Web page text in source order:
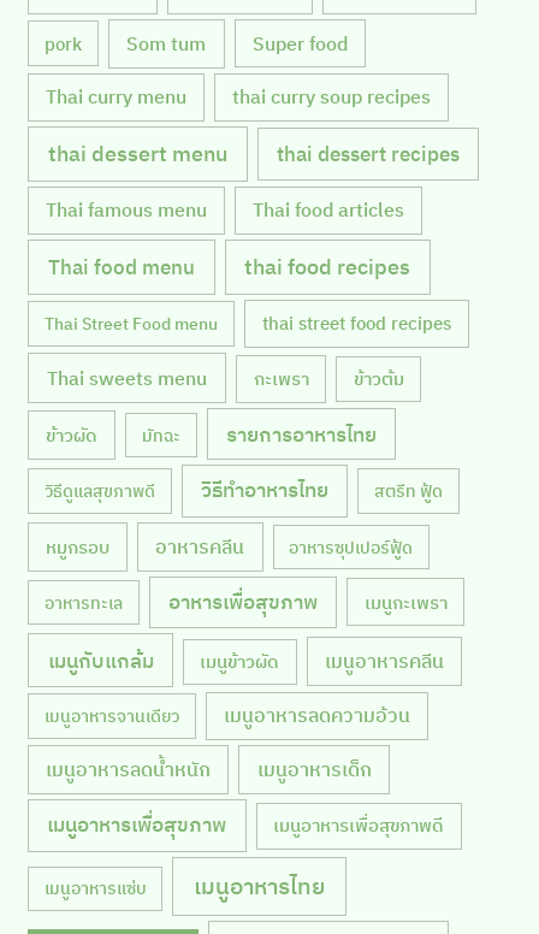
pork Som tum Super food
Thai curry menu thai curry soup recipes
thai dessert menu thai dessert recipes
Thai famous menu Thai food articles
Thai food menu thai food recipes
Thai Street Food menu thai street food recipes
Thai sweets menu กะเพรา ข้าวต้ม
ข้าวผัด มัทฉะ รายการอาหารไทย
วิธีดูแลสุขภาพดี วิธีทำอาหารไทย สตรีท ฟู้ด
หมูกรอบ อาหารคลีน อาหารซุปเปอร์ฟู้ด
อาหารทะเล อาหารเพื่อสุขภาพ เมนูกะเพรา
เมนูกับแกล้ม เมนูข้าวผัด เมนูอาหารคลีน
เมนูอาหารจานเดียว เมนูอาหารลดความอ้วน
เมนูอาหารลดน้ำหนัก เมนูอาหารเด็ก
เมนูอาหารเพื่อสุขภาพ เมนูอาหารเพื่อสุขภาพดี
เมนูอาหารแซ่บ เมนูอาหารไทย